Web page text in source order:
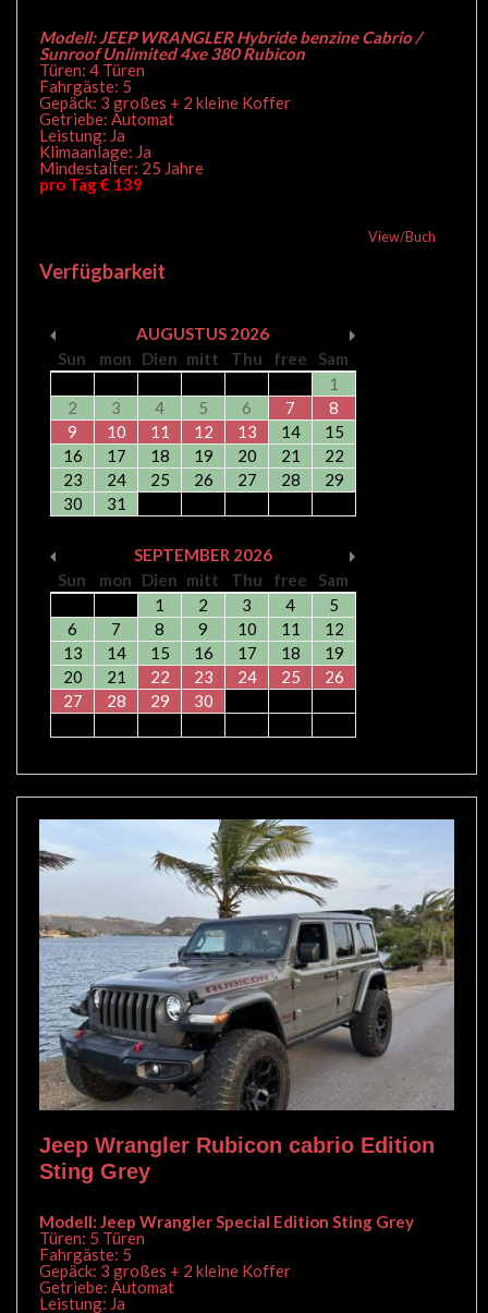
Modell: JEEP WRANGLER Hybride benzine Cabrio /
Sunroof Unlimited 4xe 380 Rubicon
Türen: 4 Türen
Fahrgäste: 5
Gepäck: 3 großes + 2 kleine Koffer
Getriebe: Automat
Leistung: Ja
Klimaanlage: Ja
Mindestalter: 25 Jahre
pro Tag € 139
View/Buch
Verfügbarkeit
AUGUSTUS 2026
Sun
mon Dien mitt Thu free
Sam
1
2
3 4 5 6 7
8
9
10 11 12 13 14
15
16
17 18 19 20 21
22
23
24 25 26 27 28
29
30
31
SEPTEMBER 2026
Sun
mon Dien mitt Thu free
Sam
1
2 3 4
5
6
7 8 9 10 11
12
13
14 15 16 17 18
19
20
21 22 23 24 25
26
27
28 29 30
Jeep Wrangler Rubicon cabrio Edition
Sting Grey
Modell: Jeep Wrangler Special Edition Sting Grey
Türen: 5 Türen
Fahrgäste: 5
Gepäck: 3 großes + 2 kleine Koffer
Getriebe: Automat
Leistung: Ja